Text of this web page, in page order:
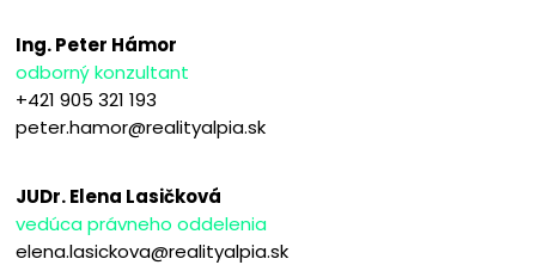
Ing. Peter Hámor
odborný konzultant
+421 905 321 193
peter.hamor@realityalpia.sk
JUDr. Elena Lasičková
vedúca právneho oddelenia
elena.lasickova@realityalpia.sk